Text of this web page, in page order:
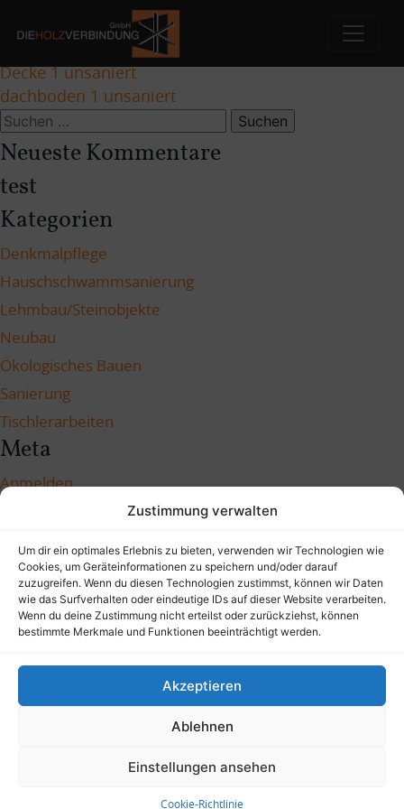
Zustimmung verwalten
Um dir ein optimales Erlebnis zu bieten, verwenden wir Technologien wie
Cookies, um Geräteinformationen zu speichern und/oder darauf
zuzugreifen. Wenn du diesen Technologien zustimmst, können wir Daten
wie das Surfverhalten oder eindeutige IDs auf dieser Website verarbeiten.
Wenn du deine Zustimmung nicht erteilst oder zurückziehst, können
bestimmte Merkmale und Funktionen beeinträchtigt werden.
Akzeptieren
Ablehnen
Einstellungen ansehen
Cookie-Richtlinie
Skip
content
Decke 2 unsaniert
Beitragsnavigation
Decke 1 unsaniert
dachboden 1 unsaniert
Suchen
nach:
Neueste Kommentare
test
Kategorien
Denkmalpflege
Hauschschwammsanierung
Lehmbau/Steinobjekte
Neubau
Ökologisches Bauen
Sanierung
Tischlerarbeiten
Meta
Anmelden
WordPress.org
Tel: 04631-4051 04
Datenschutz